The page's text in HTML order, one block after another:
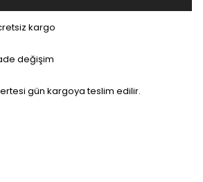
kargo
değişim
gün kargoya teslim edilir.